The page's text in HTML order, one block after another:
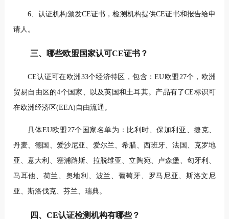
6、认证机构颁发CE证书，检测机构提供CE证书和报告给申
请人。
三、哪些欧盟国家认可CE证书？
CE认证可在欧洲33个经济特区，包含：EU欧盟27个，欧洲
贸易自由区的4个国家、以及英国和土耳其。产品有了CE标识可
在欧洲经济区(EEA)自由流通。
具体EU欧盟27个国家名单为：比利时、保加利亚、捷克、
丹麦、德国、爱沙尼亚、爱尔兰、希腊、西班牙、法国、克罗地
亚、意大利、塞浦路斯、拉脱维亚、立陶宛、卢森堡、匈牙利、
马耳他、荷兰、奥地利、波兰、葡萄牙、罗马尼亚、斯洛文尼
亚、斯洛伐克、芬兰、瑞典。
四、CE认证检测机构有哪些？